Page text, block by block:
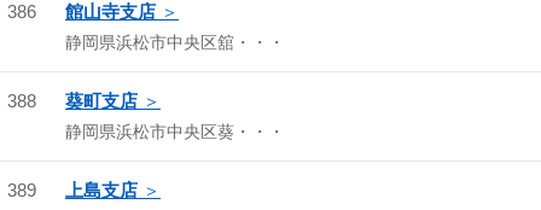
386 館山寺支店
静岡県浜松市中央区舘・・・
388 葵町支店
静岡県浜松市中央区葵・・・
389 上島支店